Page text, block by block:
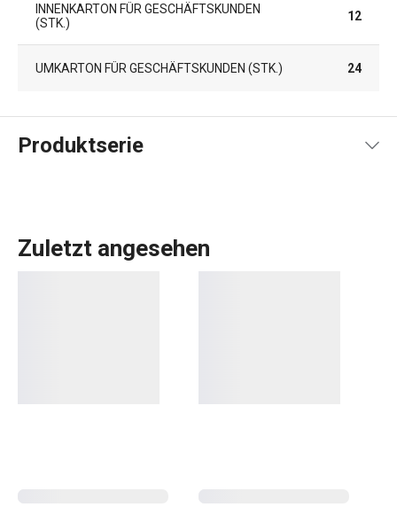
INNENKARTON FÜR GESCHÄFTSKUNDEN
(STK.)
12
UMKARTON FÜR GESCHÄFTSKUNDEN (STK.) 24
Produktserie
Zuletzt angesehen